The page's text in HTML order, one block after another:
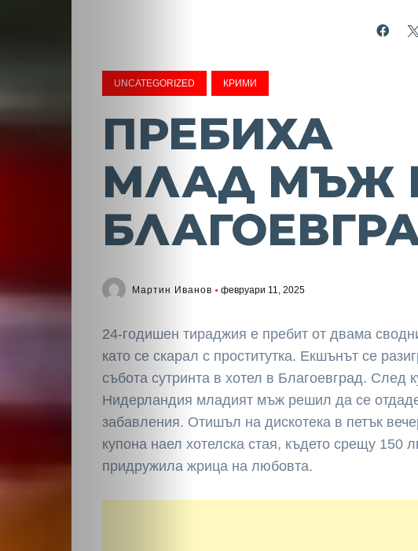
UNCATEGORIZED КРИМИ
ПРЕБИХА
МЛАД МЪЖ
Мартин Иванов февруари 11, 2025
24-годишен тираджия е пребит от двама
като се скарал с проститутка. Екшънът се
събота сутринта в хотел в Благоевград. След
Нидерландия младият мъж решил да се
забавления. Отишъл на дискотека в петък
купона наел хотелска стая, където срещу 150
придружила жрица на любовта.